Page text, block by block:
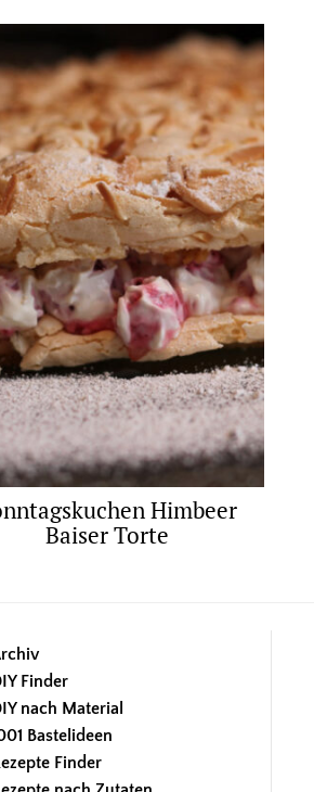
Himbeer
Baiser Torte
Finder
nach Material
Bastelideen
Finder